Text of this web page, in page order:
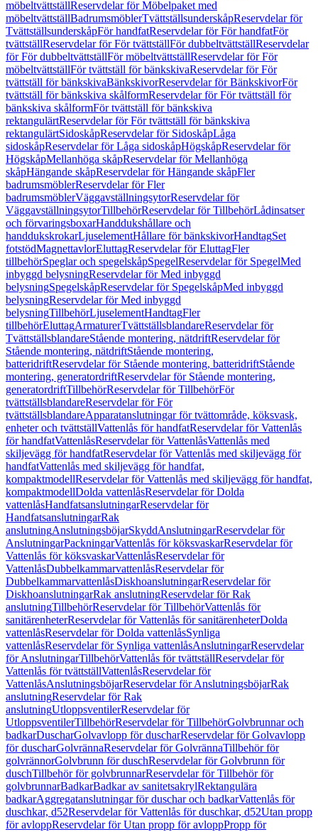
möbeltvättställReservdelar för Möbelpaket med
möbeltvättställBadrumsmöblerTvättställsunderskåpReservdelar för
TvättställsunderskåpFör handfatReservdelar för För handfatFör
tvättställReservdelar för För tvättställFör dubbeltvättställReservdelar
för För dubbeltvättställFör möbeltvättställReservdelar för För
möbeltvättställFör tvättställ för bänkskivaReservdelar för För
tvättställ för bänkskivaBänkskivorReservdelar för BänkskivorFör
tvättställ för bänkskiva skålformReservdelar för För tvättställ för
bänkskiva skålformFör tvättställ för bänkskiva
rektangulärtReservdelar för För tvättställ för bänkskiva
rektangulärtSidoskåpReservdelar för SidoskåpLåga
sidoskåpReservdelar för Låga sidoskåpHögskåpReservdelar för
HögskåpMellanhöga skåpReservdelar för Mellanhöga
skåpHängande skåpReservdelar för Hängande skåpFler
badrumsmöblerReservdelar för Fler
badrumsmöblerVäggavställningsytorReservdelar för
VäggavställningsytorTillbehörReservdelar för TillbehörLådinsatser
och förvaringsboxarHanddukshållare och
handdukskrokarLjuselementHållare för bänkskivorHandtagSet
fotstödMagnettavlorEluttagReservdelar för EluttagFler
tillbehörSpeglar och spegelskåpSpegelReservdelar för SpegelMed
inbyggd belysningReservdelar för Med inbyggd
belysningSpegelskåpReservdelar för SpegelskåpMed inbyggd
belysningReservdelar för Med inbyggd
belysningTillbehörLjuselementHandtagFler
tillbehörEluttagArmaturerTvättställsblandareReservdelar för
TvättställsblandareStående montering, nätdriftReservdelar för
Stående montering, nätdriftStående montering,
batteridriftReservdelar för Stående montering, batteridriftStående
montering, generatordriftReservdelar för Stående montering,
generatordriftTillbehörReservdelar för TillbehörFör
tvättställsblandareReservdelar för För
tvättställsblandareApparatanslutningar för tvättområde, köksvask,
enheter och tvättställVattenlås för handfatReservdelar för Vattenlås
för handfatVattenlåsReservdelar för VattenlåsVattenlås med
skiljevägg för handfatReservdelar för Vattenlås med skiljevägg för
handfatVattenlås med skiljevägg för handfat,
kompaktmodellReservdelar för Vattenlås med skiljevägg för handfat,
kompaktmodellDolda vattenlåsReservdelar för Dolda
vattenlåsHandfatsanslutningarReservdelar för
HandfatsanslutningarRak
anslutningAnslutningsböjarSkyddAnslutningarReservdelar för
AnslutningarPackningarVattenlås för köksvaskarReservdelar för
Vattenlås för köksvaskarVattenlåsReservdelar för
VattenlåsDubbelkammarvattenlåsReservdelar för
DubbelkammarvattenlåsDiskhoanslutningarReservdelar för
DiskhoanslutningarRak anslutningReservdelar för Rak
anslutningTillbehörReservdelar för TillbehörVattenlås för
sanitärenheterReservdelar för Vattenlås för sanitärenheterDolda
vattenlåsReservdelar för Dolda vattenlåsSynliga
vattenlåsReservdelar för Synliga vattenlåsAnslutningarReservdelar
för AnslutningarTillbehörVattenlås för tvättställReservdelar för
Vattenlås för tvättställVattenlåsReservdelar för
VattenlåsAnslutningsböjarReservdelar för AnslutningsböjarRak
anslutningReservdelar för Rak
anslutningUtloppsventilerReservdelar för
UtloppsventilerTillbehörReservdelar för TillbehörGolvbrunnar och
badkarDuscharGolvavlopp för duscharReservdelar för Golvavlopp
för duscharGolvrännaReservdelar för GolvrännaTillbehör för
golvrännorGolvbrunn för duschReservdelar för Golvbrunn för
duschTillbehör för golvbrunnarReservdelar för Tillbehör för
golvbrunnarBadkarBadkar av sanitetsakrylRektangulära
badkarAggregatanslutningar för duschar och badkarVattenlås för
duschkar, d52Reservdelar för Vattenlås för duschkar, d52Utan propp
för avloppReservdelar för Utan propp för avloppPropp för